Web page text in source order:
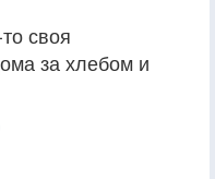
своя
за хлебом и